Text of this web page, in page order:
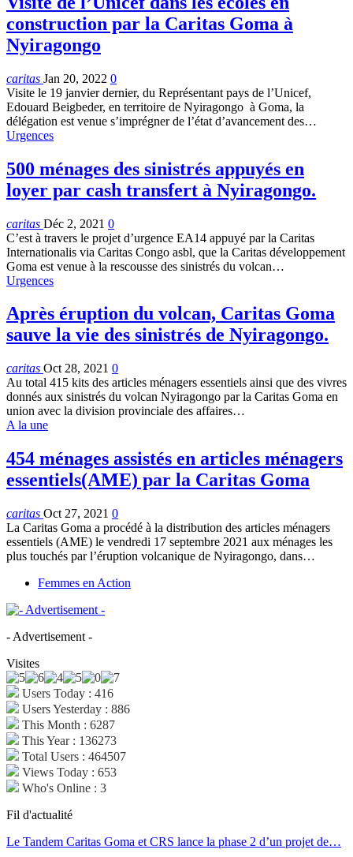
construction par la Caritas Goma à
Nyiragongo
caritas Jan 20, 2022 0
Visite le 19 janvier dernier, du Représentant pays de l’Unicef,
Edouard Beigbeder, en territoire de Nyiragongo à Goma, la
délégation est venue s’imprégner de l’état d’avancement des…
Urgences
500 ménages des sinistrés appuyés en
loyer par cash transfert à Nyiragongo.
caritas Déc 2, 2021 0
C’est à travers le projet d’urgence EA14 appuyé par la Caritas
Internationalis via Caritas Congo asbl, que la Caritas développement
Goma est venue à la rescousse des sinistrés du volcan…
Urgences
Après éruption du volcan, Caritas Goma
sauve la vie des sinistrés de Nyiragongo.
caritas Oct 28, 2021 0
Au total 415 kits des articles ménagers essentiels ainsi que des vivres
donnés aux sinistrés du volcan Nyiragongo par la Caritas Goma en
union avec la division provinciale des affaires…
A la une
454 ménages assistés en articles ménagers
essentiels(AME) par la Caritas Goma
caritas Oct 27, 2021 0
La Caritas Goma a procédé à la distribution des articles ménagers
essentiels (AME) le vendredi 17 septembre 2021 aux ménages les
plus touchés par l’éruption volcanique de Nyiragongo, dans…
Femmes en Action
- Advertisement -
Visites
Users Today : 416
Users Yesterday : 886
This Month : 6287
This Year : 136273
Total Users : 464507
Views Today : 653
Who's Online : 3
Fil d'actualité
Le Tandem Caritas Goma et CRS lance la phase 2 d’un projet de…